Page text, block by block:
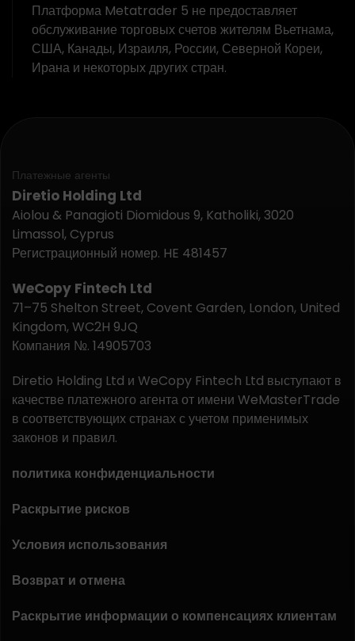
Платформа Metatrader 5 не предоставляет
обслуживание торговых счетов жителям Вьетнама,
США, Канады, Израиля, России, Северной Кореи,
Ирана и некоторых других стран.
Платежные агенты
Diretio Holding Ltd
Aiolou & Panagioti Diomidous 9, Katholiki, 3020
Limassol, Cyprus
Регистрационный номер. HE 481457
WeCopy Fintech Ltd
71–75 Shelton Street, Covent Garden, London, United
Kingdom, WC2H 9JQ
Компания №. 14905703
Diretio Holding Ltd и WeCopy Fintech Ltd выступают в
качестве платежного агента от имени WeMasterTrade
в соответствующих странах с учетом применимых
законов и правил.
политика конфиденциальности
Раскрытие рисков
Условия использования
Возврат и отмена
Раскрытие информации о компенсациях клиентам